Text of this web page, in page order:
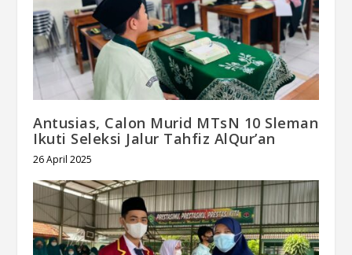
Antusias, Calon Murid MTsN 10 Sleman
Ikuti Seleksi Jalur Tahfiz AlQur’an
26 April 2025